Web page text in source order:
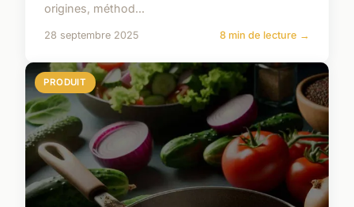
origines, méthod...
28 septembre 2025 8 min de lecture →
PRODUIT